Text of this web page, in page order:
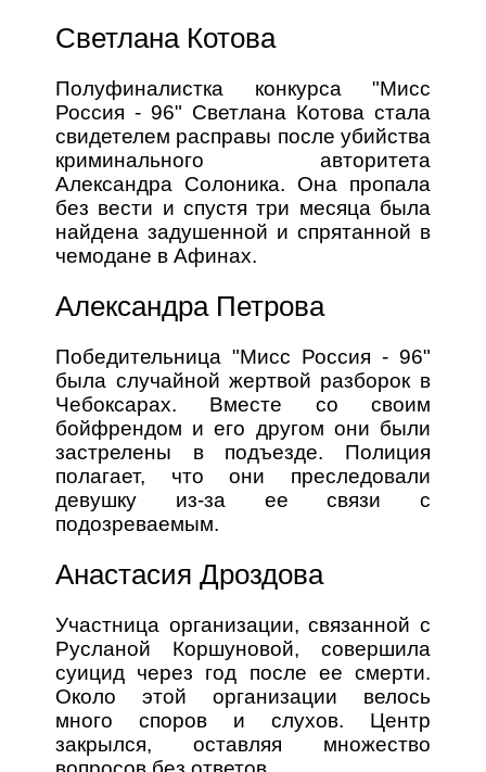
Светлана Котова
Полуфиналистка конкурса "Мисс
Россия - 96" Светлана Котова стала
свидетелем расправы после убийства
криминального авторитета
Александра Солоника. Она пропала
без вести и спустя три месяца была
найдена задушенной и спрятанной в
чемодане в Афинах.
Александра Петрова
Победительница "Мисс Россия - 96"
была случайной жертвой разборок в
Чебоксарах. Вместе со своим
бойфрендом и его другом они были
застрелены в подъезде. Полиция
полагает, что они преследовали
девушку из-за ее связи с
подозреваемым.
Анастасия Дроздова
Участница организации, связанной с
Русланой Коршуновой, совершила
суицид через год после ее смерти.
Около этой организации велось
много споров и слухов. Центр
закрылся, оставляя множество